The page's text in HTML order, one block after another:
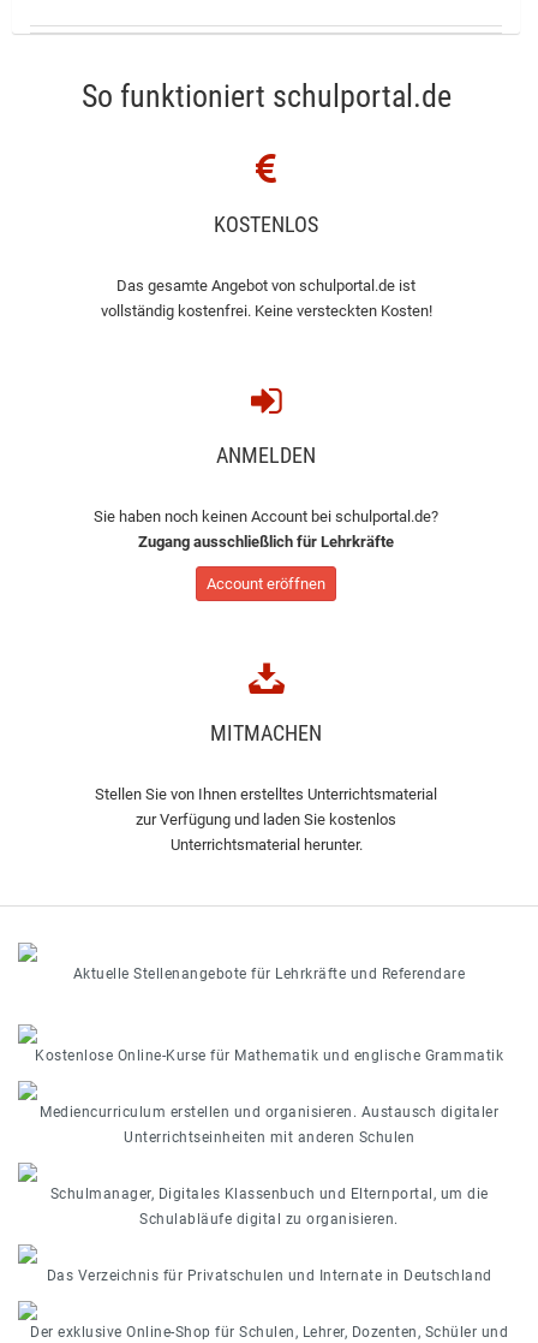
So funktioniert schulportal.de
KOSTENLOS
Das gesamte Angebot von schulportal.de ist
vollständig kostenfrei. Keine versteckten Kosten!
ANMELDEN
Sie haben noch keinen Account bei schulportal.de?
Zugang ausschließlich für Lehrkräfte
Account eröffnen
MITMACHEN
Stellen Sie von Ihnen erstelltes Unterrichtsmaterial
zur Verfügung und laden Sie kostenlos
Unterrichtsmaterial herunter.
Aktuelle Stellenangebote für Lehrkräfte und Referendare
Kostenlose Online-Kurse für Mathematik und englische Grammatik
Mediencurriculum erstellen und organisieren. Austausch digitaler
Unterrichtseinheiten mit anderen Schulen
Schulmanager, Digitales Klassenbuch und Elternportal, um die
Schulabläufe digital zu organisieren.
Das Verzeichnis für Privatschulen und Internate in Deutschland
Der exklusive Online-Shop für Schulen, Lehrer, Dozenten, Schüler und